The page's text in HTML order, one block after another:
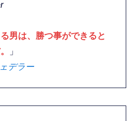
男は、勝つ事ができると
」
デラー